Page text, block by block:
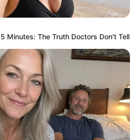
is the secret to feeling your
Minutes: The Truth Doctors Don't Tell